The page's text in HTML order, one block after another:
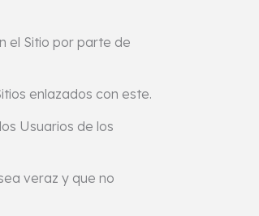
el Sitio por parte de
enlazados con este.
Usuarios de los
veraz y que no